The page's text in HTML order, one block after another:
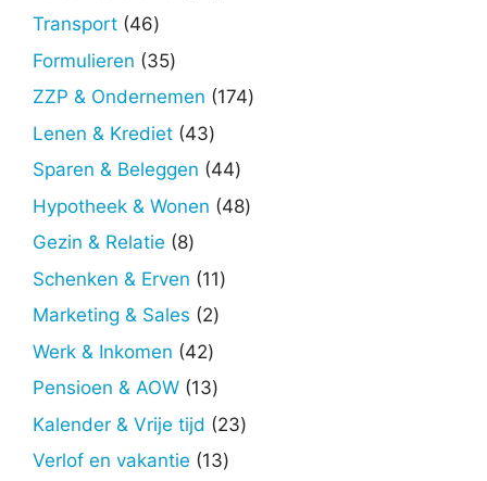
Transport 4646
producten
Formulieren 3535
producten
ZZP & Ondernemen 174174
Lenen & Krediet 4343
producten
Sparen & Beleggen 4444
producten
Hypotheek & Wonen 4848
Gezin & Relatie 88
producten
Schenken & Erven 1111
Marketing & Sales 22
Werk & Inkomen 4242
producten
Pensioen & AOW 1313
producten
Kalender & Vrije tijd 2323
Verlof en vakantie 1313